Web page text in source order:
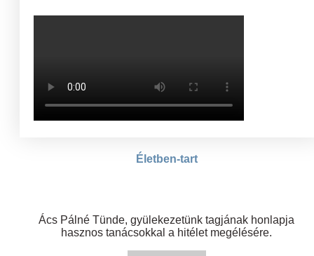
Életben-tart
Ács Pálné Tünde, gyülekezetünk tagjának honlapja
hasznos tanácsokkal a hitélet megélésére.